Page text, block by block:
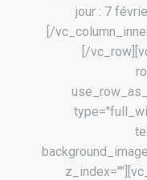
jour : 7
[/
[/